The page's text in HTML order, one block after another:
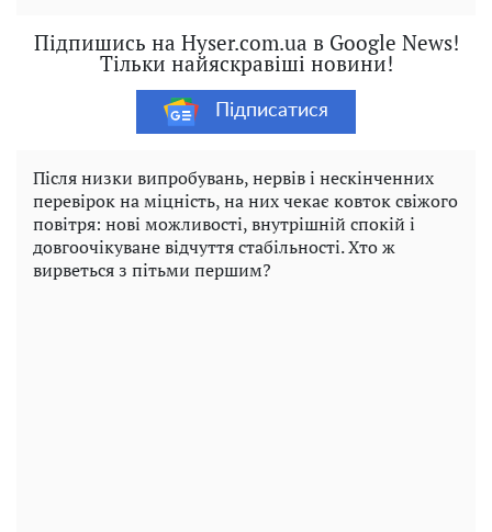
Підпишись на Hyser.com.ua в Google News!
Тільки найяскравіші новини!
Підписатися
Після низки випробувань, нервів і нескінченних
перевірок на міцність, на них чекає ковток свіжого
повітря: нові можливості, внутрішній спокій і
довгоочікуване відчуття стабільності. Хто ж
вирветься з пітьми першим?